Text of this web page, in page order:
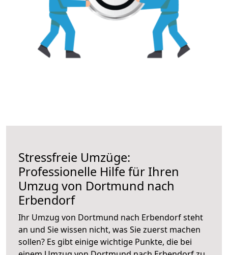
Stressfreie Umzüge:
Professionelle Hilfe für Ihren
Umzug von Dortmund nach
Erbendorf
Ihr Umzug von Dortmund nach Erbendorf steht
an und Sie wissen nicht, was Sie zuerst machen
sollen? Es gibt einige wichtige Punkte, die bei